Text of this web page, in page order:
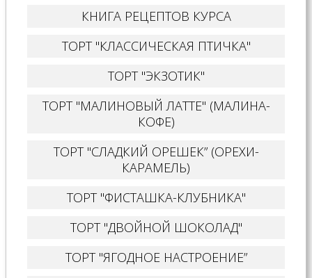
КНИГА РЕЦЕПТОВ КУРСА
ТОРТ "КЛАССИЧЕСКАЯ ПТИЧКА"
ТОРТ "ЭКЗОТИК"
ТОРТ "МАЛИНОВЫЙ ЛАТТЕ" (МАЛИНА-
КОФЕ)
ТОРТ "СЛАДКИЙ ОРЕШЕК” (ОРЕХИ-
КАРАМЕЛЬ)
ТОРТ "ФИСТАШКА-КЛУБНИКА"
ТОРТ "ДВОЙНОЙ ШОКОЛАД"
ТОРТ "ЯГОДНОЕ НАСТРОЕНИЕ”